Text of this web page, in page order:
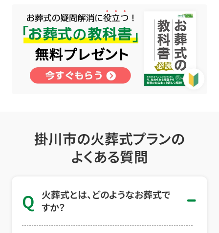
掛川市の火葬式プランの
よくある質問
Q
火葬式とは、どのようなお葬式で
すか？